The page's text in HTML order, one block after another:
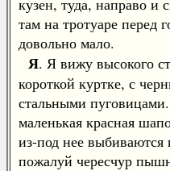
кузен, туда, направо
там на тротуаре перед
довольно мало.
Я. Я вижу высокого
короткой куртке, с
стальными
маленькая красная
из-под нее
пожалуй чересчур